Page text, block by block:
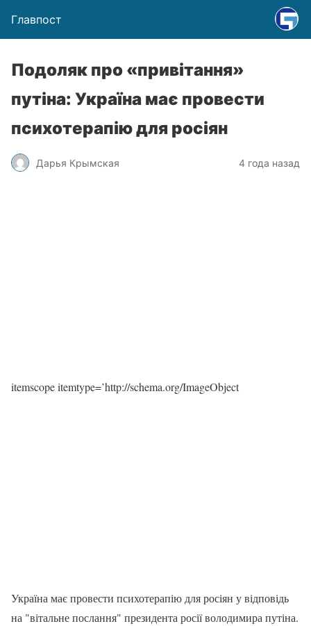
Главпост
Подоляк про «привітання»
путіна: Україна має провести
психотерапію для росіян
Дарья Крымская 4 года назад
itemscope itemtype=’http://schema.org/ImageObject
Україна має провести психотерапію для росіян у відповідь
на "вітальне послання" президента росії володимира путіна.